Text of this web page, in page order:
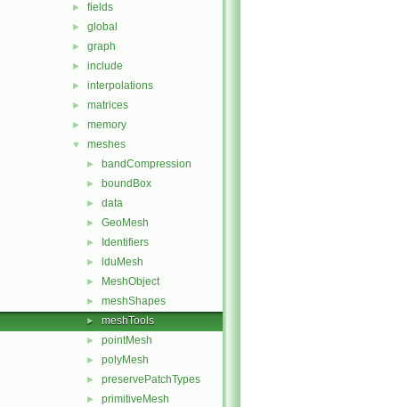
► fields
► global
► graph
► include
► interpolations
► matrices
► memory
▼ meshes
► bandCompression
► boundBox
► data
► GeoMesh
► Identifiers
► lduMesh
► MeshObject
► meshShapes
► meshTools
► pointMesh
► polyMesh
► preservePatchTypes
► primitiveMesh